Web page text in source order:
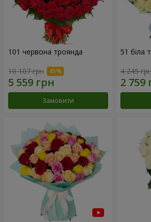
101 червона троянда
10 107 грн
Замовити
51 біла
4 245